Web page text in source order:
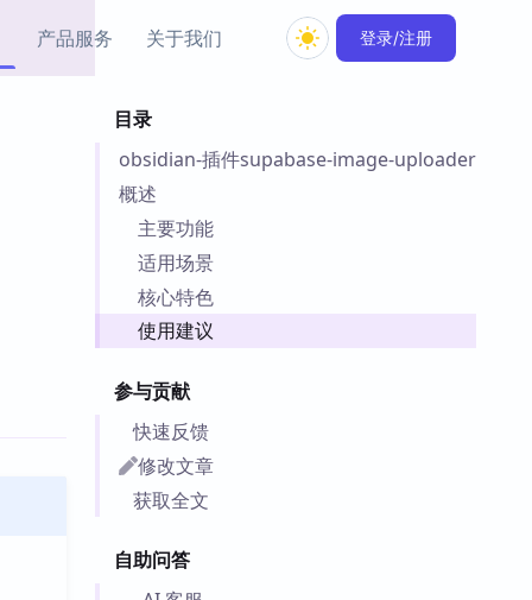
产品服务
Obsidian 教程
关于我们 登录/注册
目录
obsidian-插件supabase-image-uploader
概述
主要功能
适用场景
核心特色
使用建议
参与贡献
快速反馈
修改文章
获取全文
自助问答